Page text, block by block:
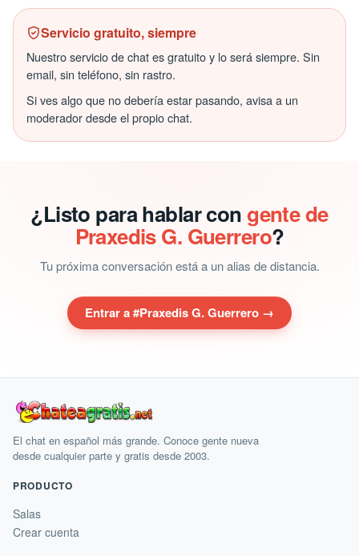
Servicio gratuito, siempre
Nuestro servicio de chat es gratuito y lo será siempre. Sin
email, sin teléfono, sin rastro.
Si ves algo que no debería estar pasando, avisa a un
moderador desde el propio chat.
¿Listo para hablar con gente de
Praxedis G. Guerrero?
Tu próxima conversación está a un alias de distancia.
Entrar a #Praxedis G. Guerrero →
El chat en español más grande. Conoce gente nueva
desde cualquier parte y gratis desde 2003.
PRODUCTO
Salas
Crear cuenta